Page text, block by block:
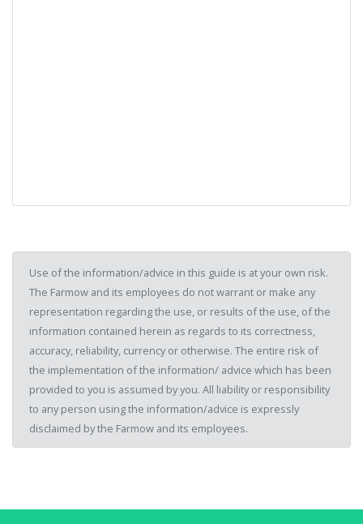
Use of the information/advice in this guide is at your own risk.
The Farmow and its employees do not warrant or make any
representation regarding the use, or results of the use, of the
information contained herein as regards to its correctness,
accuracy, reliability, currency or otherwise. The entire risk of
the implementation of the information/ advice which has been
provided to you is assumed by you. All liability or responsibility
to any person using the information/advice is expressly
disclaimed by the Farmow and its employees.